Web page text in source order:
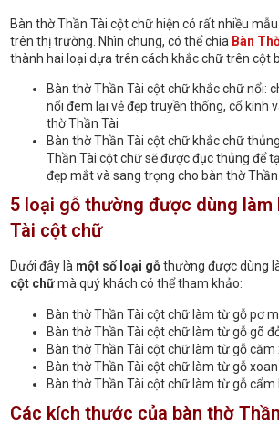
Bàn thờ Thần Tài cột chữ hiện có rất nhiều
trên thị trường. Nhìn chung, có thể chia Bàn
thành hai loại dựa trên cách khắc chữ trên cột
Bàn thờ Thần Tài cột chữ khắc chữ nổi:
nổi đem lại vẻ đẹp truyền thống, cổ kính
thờ Thần Tài
Bàn thờ Thần Tài cột chữ khắc chữ
Thần Tài cột chữ sẽ được đục thủng để
đẹp mắt và sang trọng cho bàn thờ Thần
5 loại gỗ thường được dùng làm
Tài cột chữ
Dưới đây là một số loại gỗthường được dùng
cột chữmà quý khách có thể tham khảo:
Bàn thờ Thần Tài cột chữ làm từ gỗ pơ
Bàn thờ Thần Tài cột chữ làm từ gỗ gõ
Bàn thờ Thần Tài cột chữ làm từ gỗ căm
Bàn thờ Thần Tài cột chữ làm từ gỗ
Bàn thờ Thần Tài cột chữ làm từ gỗ cẩm
Các kích thước của bàn thờ